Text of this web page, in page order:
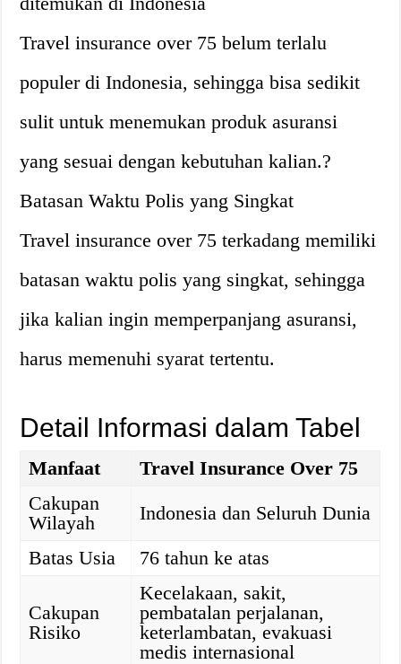
Travel insurance over 75 belum terlalu
populer di Indonesia, sehingga bisa sedikit
sulit untuk menemukan produk asuransi
yang sesuai dengan kebutuhan kalian.?
Batasan Waktu Polis yang Singkat
Travel insurance over 75 terkadang memiliki
batasan waktu polis yang singkat, sehingga
jika kalian ingin memperpanjang asuransi,
harus memenuhi syarat tertentu.
Detail Informasi dalam Tabel
Manfaat
Travel Insurance Over 75
Cakupan
Wilayah
Indonesia dan Seluruh Dunia
Batas Usia
76 tahun ke atas
Cakupan
Risiko
Kecelakaan, sakit,
pembatalan perjalanan,
keterlambatan, evakuasi
medis internasional